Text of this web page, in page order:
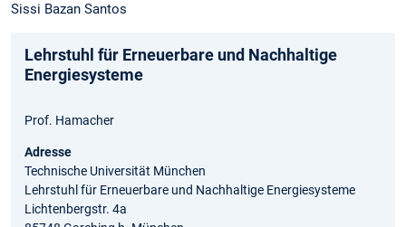
Sissi Bazan Santos
Lehrstuhl für Erneuerbare und Nachhaltige
Energiesysteme
Prof. Hamacher
Adresse
Technische Universität München
Lehrstuhl für Erneuerbare und Nachhaltige Energiesysteme
Lichtenbergstr. 4a